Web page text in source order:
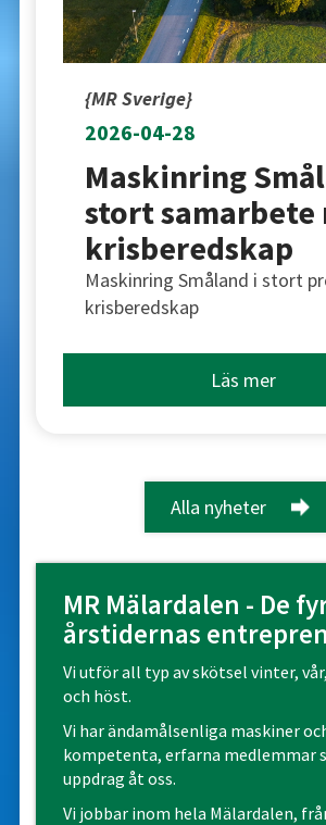
{MR Sverige}
2026-04-28
Maskinring
stort
krisberedskap
Maskinring Småland i stort
krisberedskap
Läs mer
Alla nyheter
MR Mälardalen - De
årstidernas
Vi utför all typ av skötsel vinter,
och höst.
Vi har ändamålsenliga maskiner
kompetenta, erfarna medlemmar
uppdrag åt oss.
Vi jobbar inom hela Mälardalen,